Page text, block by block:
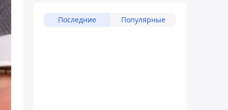
Последние Популярные